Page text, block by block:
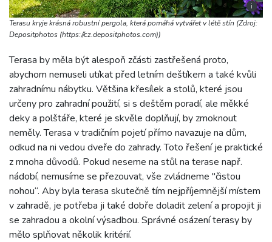
i
Terasu kryje krásná robustní pergola, která pomáhá vytvářet v létě stín (Zdroj:
Depositphotos (https://cz.depositphotos.com))
Terasa by měla být alespoň zčásti zastřešená proto,
abychom nemuseli utíkat před letním deštíkem a také kvůli
zahradnímu nábytku. Většina křesílek a stolů, které jsou
určeny pro zahradní použití, si s deštěm poradí, ale měkké
deky a polštáře, které je skvěle doplňují, by zmoknout
neměly. Terasa v tradičním pojetí přímo navazuje na dům,
odkud na ni vedou dveře do zahrady. Toto řešení je praktické
z mnoha důvodů. Pokud neseme na stůl na terase např.
nádobí, nemusíme se přezouvat, vše zvládneme "čistou
nohou“. Aby byla terasa skutečně tím nejpříjemnější místem
v zahradě, je potřeba ji také dobře doladit zelení a propojit ji
se zahradou a okolní výsadbou. Správné osázení terasy by
mělo splňovat několik kritérií.